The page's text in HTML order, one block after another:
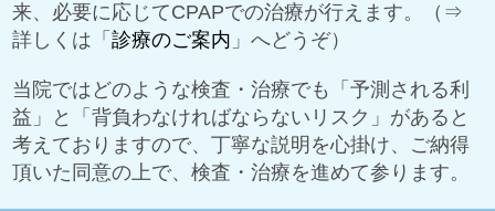
来、必要に応じてCPAPでの治療が行えます。（⇒
詳しくは「診療のご案内 」へどうぞ）
当院ではどのような検査・治療でも「予測される利
益」と「背負わなければならないリスク」があると
考えておりますので、丁寧な説明を心掛け、ご納得
頂いた同意の上で、検査・治療を進めて参ります。